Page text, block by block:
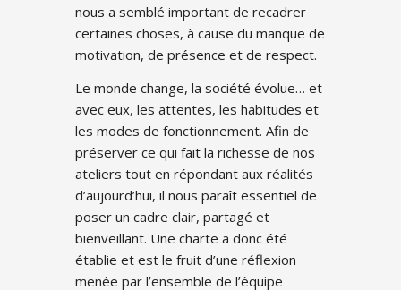
nous a semblé important de recadrer
certaines choses, à cause du manque de
motivation, de présence et de respect.
Le monde change, la société évolue… et
avec eux, les attentes, les habitudes et
les modes de fonctionnement. Afin de
préserver ce qui fait la richesse de nos
ateliers tout en répondant aux réalités
d’aujourd’hui, il nous paraît essentiel de
poser un cadre clair, partagé et
bienveillant. Une charte a donc été
établie et est le fruit d’une réflexion
menée par l’ensemble de l’équipe